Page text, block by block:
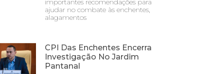
importantes recomendações para
ajudar no combate às enchentes,
alagamentos
CPI Das Enchentes Encerra
Investigação No Jardim
Pantanal